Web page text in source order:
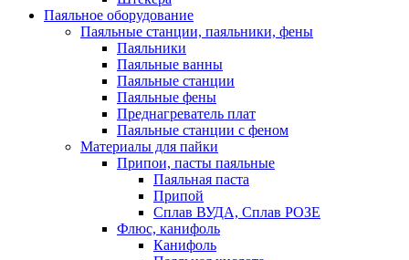
Паяльное оборудование
Паяльные станции, паяльники, фены
Паяльники
Паяльные ванны
Паяльные станции
Паяльные фены
Преднагреватель плат
Паяльные станции с феном
Материалы для пайки
Припои, пасты паяльные
Паяльная паста
Припой
Сплав ВУДА, Сплав РОЗЕ
Флюс, канифоль
Канифоль